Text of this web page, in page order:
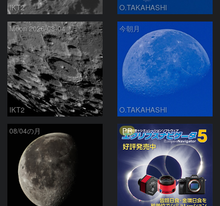
IKT2 O.TAKAHASHI
Moon 2026-08-04
IKT2
今朝月
O.TAKAHASHI
08/04の月 PR